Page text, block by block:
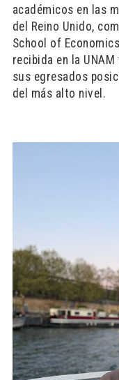
académicos en las
del Reino Unido,
School of
recibida en la
sus egresados
del más alto nivel.